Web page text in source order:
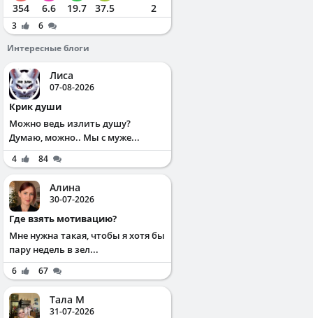
354 6.6 19.7 37.5 2
3
6
Интересные блоги
Лиса
07-08-2026
Крик души
Можно ведь излить душу?
Думаю, можно.. Мы с муже...
4 84
Алина
30-07-2026
Где взять мотивацию?
Мне нужна такая, чтобы я хотя бы
пару недель в зел...
6 67
Тала М
31-07-2026